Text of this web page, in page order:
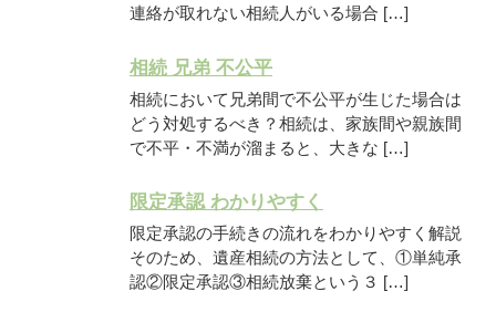
連絡が取れない相続人がいる場合 […]
相続 兄弟 不公平
相続において兄弟間で不公平が生じた場合は
どう対処するべき？相続は、家族間や親族間
で不平・不満が溜まると、大きな […]
限定承認 わかりやすく
限定承認の手続きの流れをわかりやすく解説
そのため、遺産相続の方法として、①単純承
認②限定承認③相続放棄という３ […]